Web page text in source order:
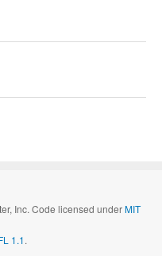
Inc. Code licensed underMIT
1.1.